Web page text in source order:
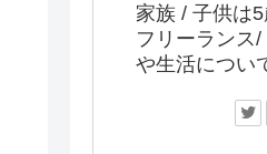
家族 / 子供は
フリーランス
や生活につい